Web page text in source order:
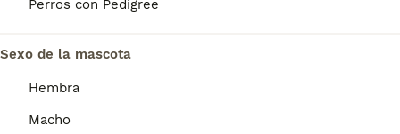
Perros con Pedigree
Sexo de la mascota
Hembra
Macho
¿Cómo es el carácter del
Cairn Terrier?